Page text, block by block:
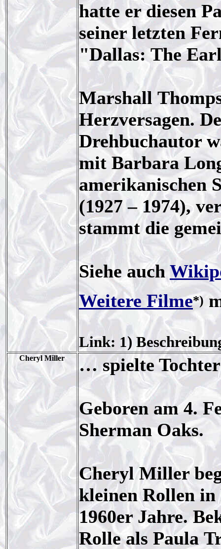
hatte er diesen
seiner letzten
"Dallas: The
Marshall
Herzversagen.
Drehbuchautor
mit Barbara
amerikanischen
(1927 – 1974),
stammt die
Siehe auch
Weitere Filme*)
Link: 1)
Cheryl Miller … spielte
Geboren am 4.
Sherman Oaks.
Cheryl Miller
kleinen Rollen in
1960er Jahre.
Rolle als Paula